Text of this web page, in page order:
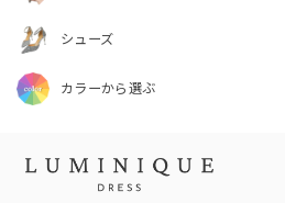
シューズ
カラーから選ぶ